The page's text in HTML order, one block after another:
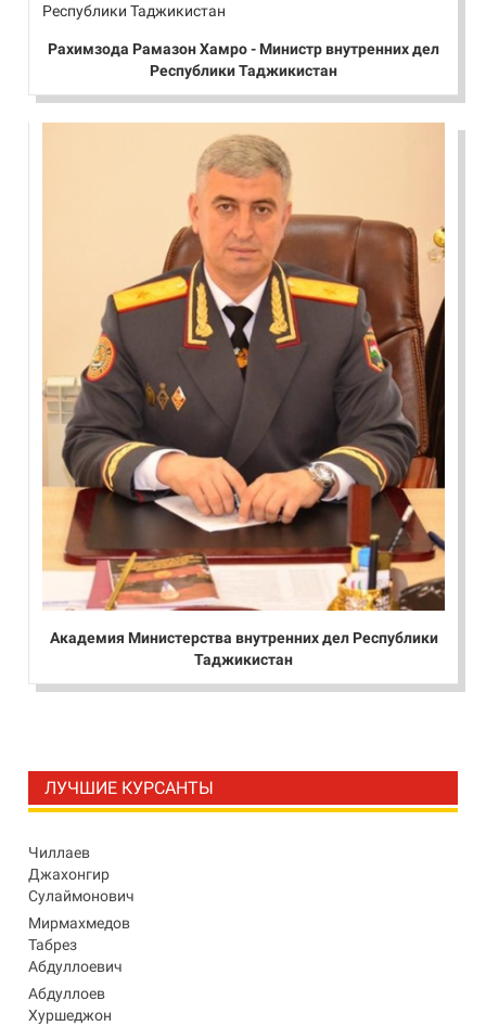
Рахимзода Рамазон Хамро - Министр внутренних дел
Республики Таджикистан
Академия Министерства внутренних дел Республики
Таджикистан
ЛУЧШИЕ КУРСАНТЫ
Чиллаев
Джахонгир
Сулаймонович
Мирмахмедов
Табрез
Абдуллоевич
Абдуллоев
Хуршеджон